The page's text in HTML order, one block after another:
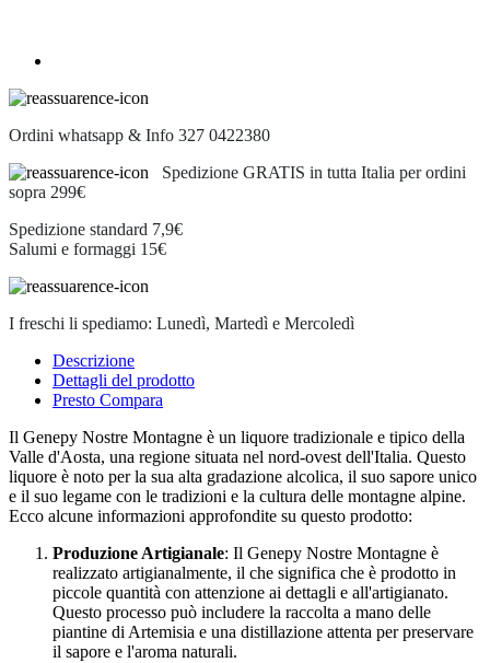
Ordini whatsapp & Info 327 0422380
Spedizione GRATIS in tutta Italia per ordini
sopra 299€
Spedizione standard 7,9€
Salumi e formaggi 15€
I freschi li spediamo: Lunedì, Martedì e Mercoledì
Descrizione
Dettagli del prodotto
Presto Compara
Il Genepy Nostre Montagne è un liquore tradizionale e tipico della
Valle d'Aosta, una regione situata nel nord-ovest dell'Italia. Questo
liquore è noto per la sua alta gradazione alcolica, il suo sapore unico
e il suo legame con le tradizioni e la cultura delle montagne alpine.
Ecco alcune informazioni approfondite su questo prodotto:
Produzione Artigianale: Il Genepy Nostre Montagne è
realizzato artigianalmente, il che significa che è prodotto in
piccole quantità con attenzione ai dettagli e all'artigianato.
Questo processo può includere la raccolta a mano delle
piantine di Artemisia e una distillazione attenta per preservare
il sapore e l'aroma naturali.